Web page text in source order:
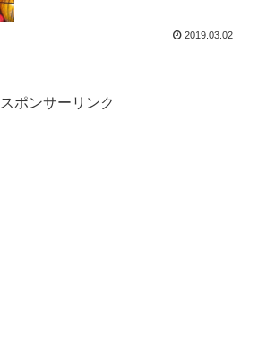
2019.03.02
スポンサーリンク